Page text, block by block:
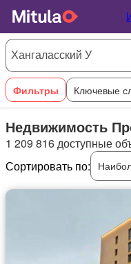
Фильтры Ключевые
Недвижимость
1 209 816 доступные
Сортировать по: